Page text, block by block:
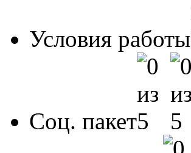
Условия работы
Соц. пакет